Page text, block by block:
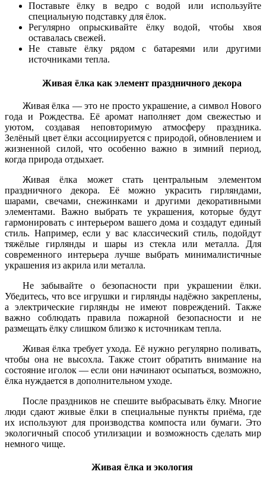
Поставьте ёлку в ведро с водой или используйте
специальную подставку для ёлок.
Регулярно опрыскивайте ёлку водой, чтобы хвоя
оставалась свежей.
Не ставьте ёлку рядом с батареями или другими
источниками тепла.
Живая ёлка как элемент праздничного декора
Живая ёлка — это не просто украшение, а символ Нового
года и Рождества. Её аромат наполняет дом свежестью и
уютом, создавая неповторимую атмосферу праздника.
Зелёный цвет ёлки ассоциируется с природой, обновлением и
жизненной силой, что особенно важно в зимний период,
когда природа отдыхает.
Живая ёлка может стать центральным элементом
праздничного декора. Её можно украсить гирляндами,
шарами, свечами, снежинками и другими декоративными
элементами. Важно выбрать те украшения, которые будут
гармонировать с интерьером вашего дома и создадут единый
стиль. Например, если у вас классический стиль, подойдут
тяжёлые гирлянды и шары из стекла или металла. Для
современного интерьера лучше выбрать минималистичные
украшения из акрила или металла.
Не забывайте о безопасности при украшении ёлки.
Убедитесь, что все игрушки и гирлянды надёжно закреплены,
а электрические гирлянды не имеют повреждений. Также
важно соблюдать правила пожарной безопасности и не
размещать ёлку слишком близко к источникам тепла.
Живая ёлка требует ухода. Её нужно регулярно поливать,
чтобы она не высохла. Также стоит обратить внимание на
состояние иголок — если они начинают осыпаться, возможно,
ёлка нуждается в дополнительном уходе.
После праздников не спешите выбрасывать ёлку. Многие
люди сдают живые ёлки в специальные пункты приёма, где
их используют для производства компоста или бумаги. Это
экологичный способ утилизации и возможность сделать мир
немного чище.
Живая ёлка и экология